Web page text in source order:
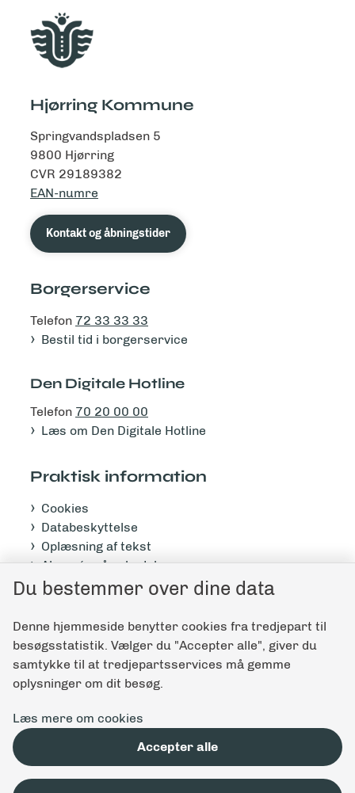
Hjørring Kommune
Springvandspladsen 5
9800 Hjørring
CVR 29189382
EAN-numre
Kontakt og åbningstider
Borgerservice
Telefon 72 33 33 33
Bestil tid i borgerservice
Den Digitale Hotline
Telefon 70 20 00 00
Læs om Den Digitale Hotline
Praktisk information
Cookies
Databeskyttelse
Oplæsning af tekst
Abonnér på nyhedsbrev
Tilgængelighedserklæring
Giv feedback til denne side
Du bestemmer over dine data
Denne hjemmeside benytter cookies fra tredjepart til
besøgsstatistik. Vælger du "Accepter alle", giver du
samtykke til at tredjepartsservices må gemme
oplysninger om dit besøg.
Læs mere om cookies
Accepter alle